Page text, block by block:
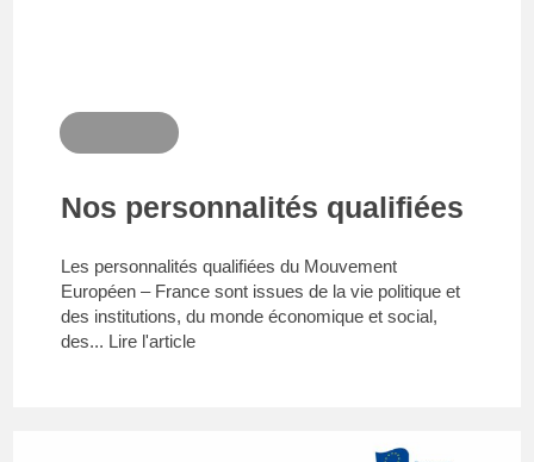
Nos personnalités qualifiées
Les personnalités qualifiées du Mouvement
Européen – France sont issues de la vie politique et
des institutions, du monde économique et social,
des... Lire l'article